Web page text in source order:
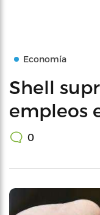
Economía
Shell
empleos
0